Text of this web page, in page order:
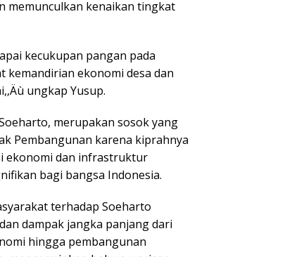
memunculkan kenaikan tingkat
kecukupan pangan pada
kemandirian ekonomi desa dan
ungkap Yusup.
merupakan sosok yang
Pembangunan karena kiprahnya
ekonomi dan infrastruktur
bagi bangsa Indonesia.
terhadap Soeharto
dampak jangka panjang dari
hingga pembangunan